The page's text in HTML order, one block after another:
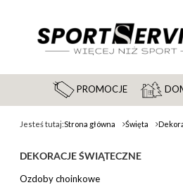
PROMOCJE
Jesteś tutaj:Strona główna Święta
DEKORACJE ŚWIĄTECZNE
Ozdoby choinkowe